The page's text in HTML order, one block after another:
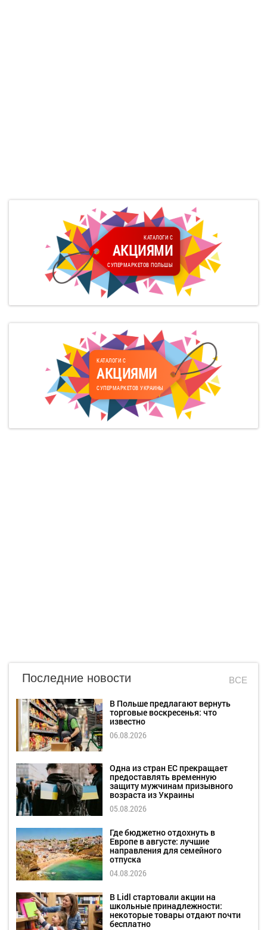
КАТАЛОГИ С
АКЦИЯМИ
СУПЕРМАРКЕТОВ ПОЛЬШЫ
КАТАЛОГИ С
АКЦИЯМИ
СУПЕРМАРКЕТОВ УКРАИНЫ
Последние новости ВСЕ
В Польше предлагают вернуть
торговые воскресенья: что
известно
06.08.2026
Одна из стран ЕС прекращает
предоставлять временную
защиту мужчинам призывного
возраста из Украины
05.08.2026
Где бюджетно отдохнуть в
Европе в августе: лучшие
направления для семейного
отпуска
04.08.2026
В Lidl стартовали акции на
школьные принадлежности:
некоторые товары отдают почти
бесплатно